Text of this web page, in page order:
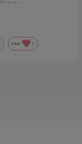
です！
ンドには無い唯一無
0 Like! 0